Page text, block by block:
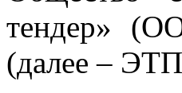
тендер»
(далее –